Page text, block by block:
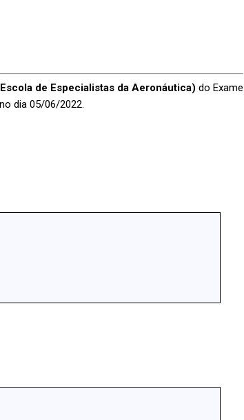
de Especialistas da Aeronáutica) do Exame
dia 05/06/2022.